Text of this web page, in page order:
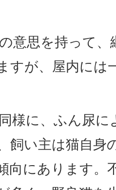
意思を持って
すが、屋内には
様に、ふん尿
飼い主は猫自身
向にあります。